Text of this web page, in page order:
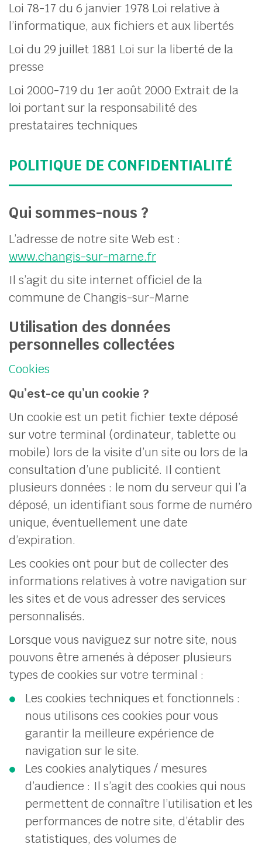
Loi 78-17 du 6 janvier 1978 Loi relative à
l’informatique, aux fichiers et aux libertés
Loi du 29 juillet 1881 Loi sur la liberté de la
presse
Loi 2000-719 du 1er août 2000 Extrait de la
loi portant sur la responsabilité des
prestataires techniques
POLITIQUE DE CONFIDENTIALITÉ
Qui sommes-nous ?
L’adresse de notre site Web est :
www.changis-sur-marne.fr
Il s’agit du site internet officiel de la
commune de Changis-sur-Marne
Utilisation des données
personnelles collectées
Cookies
Qu’est-ce qu’un cookie ?
Un cookie est un petit fichier texte déposé
sur votre terminal (ordinateur, tablette ou
mobile) lors de la visite d’un site ou lors de la
consultation d’une publicité. Il contient
plusieurs données : le nom du serveur qui l’a
déposé, un identifiant sous forme de numéro
unique, éventuellement une date
d’expiration.
Les cookies ont pour but de collecter des
informations relatives à votre navigation sur
les sites et de vous adresser des services
personnalisés.
Lorsque vous naviguez sur notre site, nous
pouvons être amenés à déposer plusieurs
types de cookies sur votre terminal :
Les cookies techniques et fonctionnels :
nous utilisons ces cookies pour vous
garantir la meilleure expérience de
navigation sur le site.
Les cookies analytiques / mesures
d’audience : Il s’agit des cookies qui nous
permettent de connaître l’utilisation et les
performances de notre site, d’établir des
statistiques, des volumes de